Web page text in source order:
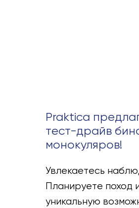
Praktica
тест-драйв
монокуляров!
Увлекаетесь
Планируете поход
уникальную